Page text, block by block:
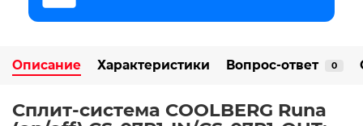
Описание Характеристики Вопрос-ответ 0
Сплит-система COOLBERG Runa